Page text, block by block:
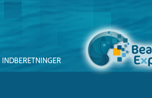
INDBERETNINGER